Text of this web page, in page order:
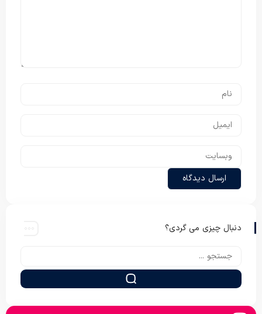
دنبال چیزی می گردی؟